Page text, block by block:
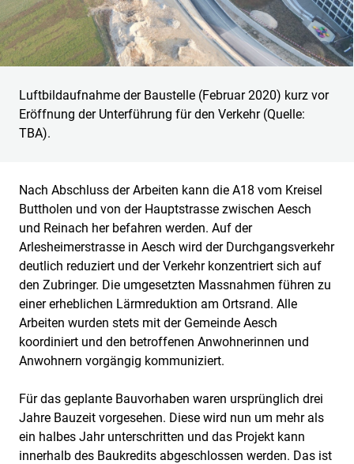
Luftbildaufnahme der Baustelle (Februar 2020) kurz vor
Eröffnung der Unterführung für den Verkehr (Quelle:
TBA).
Nach Abschluss der Arbeiten kann die A18 vom Kreisel
Buttholen und von der Hauptstrasse zwischen Aesch
und Reinach her befahren werden. Auf der
Arlesheimerstrasse in Aesch wird der Durchgangsverkehr
deutlich reduziert und der Verkehr konzentriert sich auf
den Zubringer. Die umgesetzten Massnahmen führen zu
einer erheblichen Lärmreduktion am Ortsrand. Alle
Arbeiten wurden stets mit der Gemeinde Aesch
koordiniert und den betroffenen Anwohnerinnen und
Anwohnern vorgängig kommuniziert.
Für das geplante Bauvorhaben waren ursprünglich drei
Jahre Bauzeit vorgesehen. Diese wird nun um mehr als
ein halbes Jahr unterschritten und das Projekt kann
innerhalb des Baukredits abgeschlossen werden. Das ist